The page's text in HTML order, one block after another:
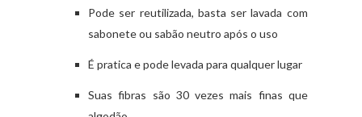
Pode ser reutilizada, basta ser lavada com
sabonete ou sabão neutro após o uso
É pratica e pode levada para qualquer lugar
Suas fibras são 30 vezes mais finas que